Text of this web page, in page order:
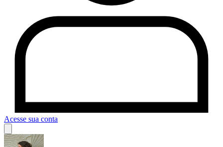
Acesse sua conta